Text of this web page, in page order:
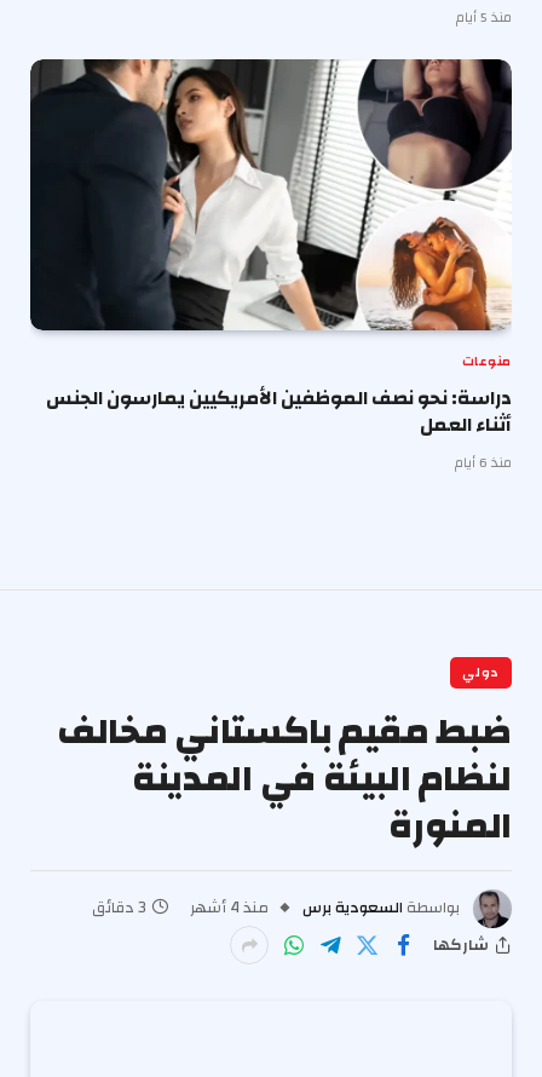
منذ 5 أيام
منوعات
دراسة: نحو نصف الموظفين الأمريكيين يمارسون الجنس
أثناء العمل
منذ 6 أيام
دولي
ضبط مقيم باكستاني مخالف
لنظام البيئة في المدينة
المنورة
بواسطة السعودية برس منذ 4 أشهر
3 دقائق
شاركها